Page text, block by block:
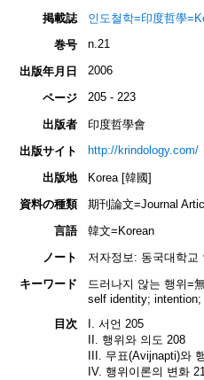
掲載誌
인도철학=印度哲學
巻号
n.21
出版年月日 2006
ページ 205 - 223
出版者
印度哲學會
出版サイト
http://krindology.com/
出版地
Korea [韓國]
資料の種類
期刊論文=Journal
言語
韓文=Korean
ノート
저자정보: 동국대학교
キーワード
드러나지 않는 행위=
self identity;
目次
I. 서언 205
II. 행위와 의도 208
III. 무표(Avijnapti)와
IV. 행위이론의 변화